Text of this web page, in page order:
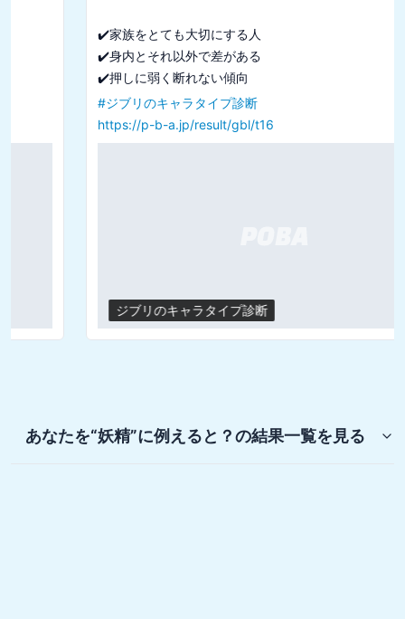
✔️家族をとても大切にする人
✔️身内とそれ以外で差がある
✔️押しに弱く断れない傾向
ジブリのキャラタイプ診断
https://p-b-a.jp/result/gbl/t16
ジブリのキャラタイプ診断
あなたを“妖精”に例えると？の結果一覧を見る